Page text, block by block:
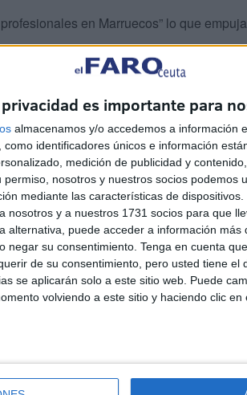
es importante para
almacenamos y/o accedemos a información
identificadores únicos e información
medición de publicidad y
permiso, nosotros y nuestros socios podemos
mediante las características de
nosotros y a nuestros 1731 socios para que
alternativa, puede acceder a información más
negar su consentimiento. Tenga en cuenta
de su consentimiento, pero usted tiene el
se aplicarán solo a este sitio web. Puede
volviendo a este sitio y haciendo clic
en Marruecos” lo que